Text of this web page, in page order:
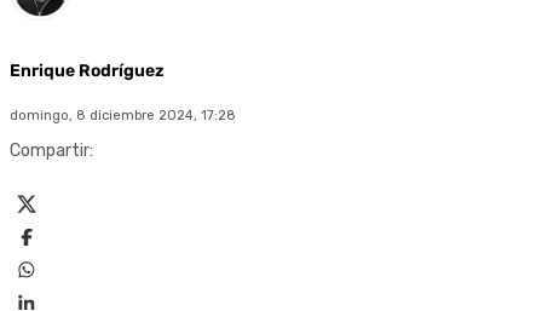
Enrique Rodríguez
domingo, 8 diciembre 2024, 17:28
Compartir: